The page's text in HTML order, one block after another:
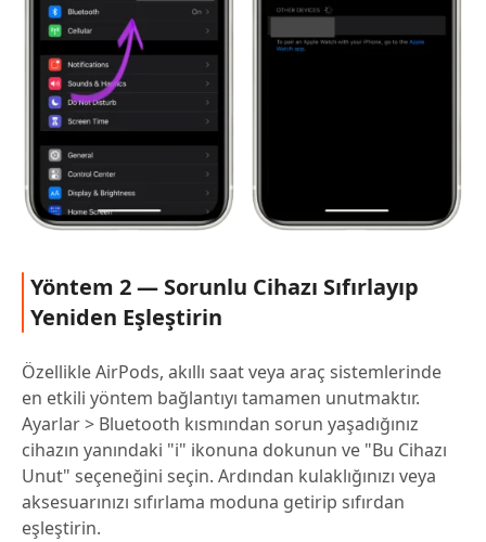
Yöntem 2 — Sorunlu Cihazı Sıfırlayıp
Yeniden Eşleştirin
Özellikle AirPods, akıllı saat veya araç sistemlerinde
en etkili yöntem bağlantıyı tamamen unutmaktır.
Ayarlar > Bluetooth kısmından sorun yaşadığınız
cihazın yanındaki "i" ikonuna dokunun ve "Bu Cihazı
Unut" seçeneğini seçin. Ardından kulaklığınızı veya
aksesuarınızı sıfırlama moduna getirip sıfırdan
eşleştirin.